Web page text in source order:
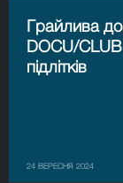
Грайлива
DOCU/
підлітків
24 ВЕРЕСНЯ 2024